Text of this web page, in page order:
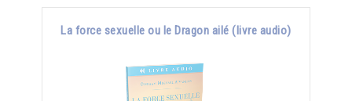
La force sexuelle ou le Dragon ailé (livre audio)